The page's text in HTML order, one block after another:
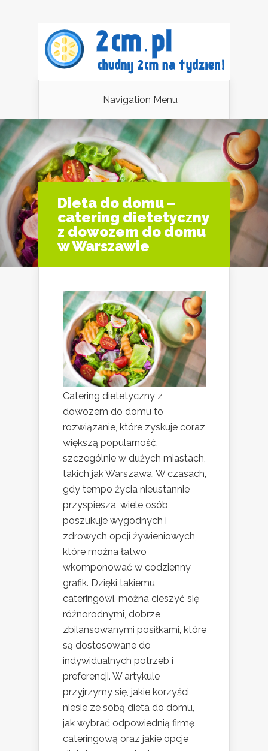
Navigation Menu
Dieta do domu –
catering dietetyczny
z dowozem do domu
w Warszawie
Catering dietetyczny z
dowozem do domu to
rozwiązanie, które zyskuje coraz
większą popularność,
szczególnie w dużych miastach,
takich jak Warszawa. W czasach,
gdy tempo życia nieustannie
przyspiesza, wiele osób
poszukuje wygodnych i
zdrowych opcji żywieniowych,
które można łatwo
wkomponować w codzienny
grafik. Dzięki takiemu
cateringowi, można cieszyć się
różnorodnymi, dobrze
zbilansowanymi posiłkami, które
są dostosowane do
indywidualnych potrzeb i
preferencji. W artykule
przyjrzymy się, jakie korzyści
niesie ze sobą dieta do domu,
jak wybrać odpowiednią firmę
cateringową oraz jakie opcje